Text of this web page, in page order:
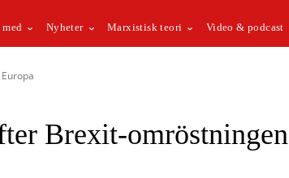
med Nyheter Marxistisk teori Video & podcast
Europa
Brexit-omröstningen